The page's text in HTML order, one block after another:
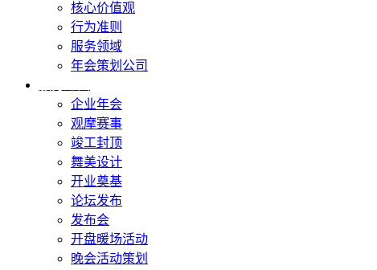
核心价值观
行为准则
服务领域
年会策划公司
企业年会
观摩赛事
竣工封顶
舞美设计
开业奠基
论坛发布
发布会
开盘暖场活动
晚会活动策划